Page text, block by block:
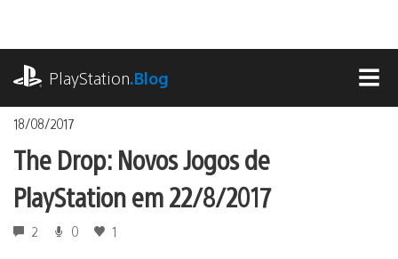
o
conteúdoPlayStation.Blog
18/08/2017
The Drop: Novos Jogos de
PlayStation em 22/8/2017
2 0 1